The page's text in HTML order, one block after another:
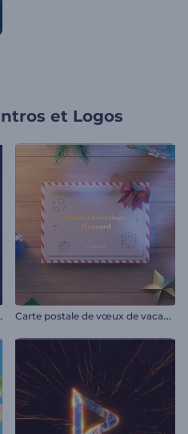
et Logos
C
arte postale de vœux de vacances